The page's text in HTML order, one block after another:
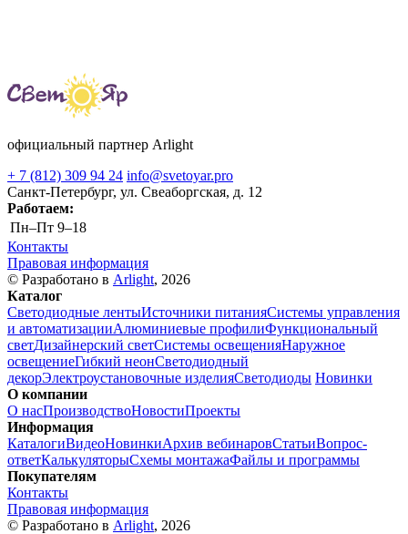
официальный партнер Arlight
+ 7 (812) 309 94 24 info@svetoyar.pro
Санкт-Петербург, ул. Свеаборгская, д. 12
Работаем:
Пн–Пт 9–18
Контакты
Правовая информация
© Разработано в Arlight, 2026
Каталог
Светодиодные лентыИсточники питанияСистемы управления
и автоматизацииАлюминиевые профилиФункциональный
светДизайнерский светСистемы освещенияНаружное
освещениеГибкий неонСветодиодный
декорЭлектроустановочные изделияСветодиоды Новинки
О компании
О насПроизводствоНовостиПроекты
Информация
КаталогиВидеоНовинкиАрхив вебинаровСтатьиВопрос-
ответКалькуляторыСхемы монтажаФайлы и программы
Покупателям
Контакты
Правовая информация
© Разработано в Arlight, 2026